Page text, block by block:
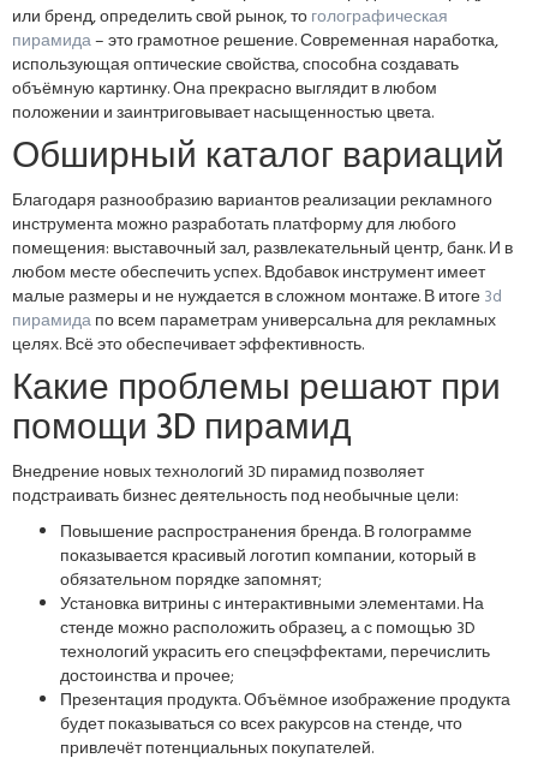
или бренд, определить свой рынок, тоголографическая
пирамида– это грамотное решение. Современная наработка,
использующая оптические свойства, способна создавать
объёмную картинку. Она прекрасно выглядит в любом
положении и заинтриговывает насыщенностью цвета.
Обширный каталог вариаций
Благодаря разнообразию вариантов реализации рекламного
инструмента можно разработать платформу для любого
помещения: выставочный зал, развлекательный центр, банк. И в
любом месте обеспечить успех. Вдобавок инструмент имеет
малые размеры и не нуждается в сложном монтаже. В итоге3d
пирамидапо всем параметрам универсальна для рекламных
целях. Всё это обеспечивает эффективность.
Какие проблемы решают при
помощи 3D пирамид
Внедрение новых технологий 3D пирамид позволяет
подстраивать бизнес деятельность под необычные цели:
Повышение распространения бренда. В голограмме
показывается красивый логотип компании, который в
обязательном порядке запомнят;
Установка витрины с интерактивными элементами. На
стенде можно расположить образец, а с помощью 3D
технологий украсить его спецэффектами, перечислить
достоинства и прочее;
Презентация продукта. Объёмное изображение продукта
будет показываться со всех ракурсов на стенде, что
привлечёт потенциальных покупателей.